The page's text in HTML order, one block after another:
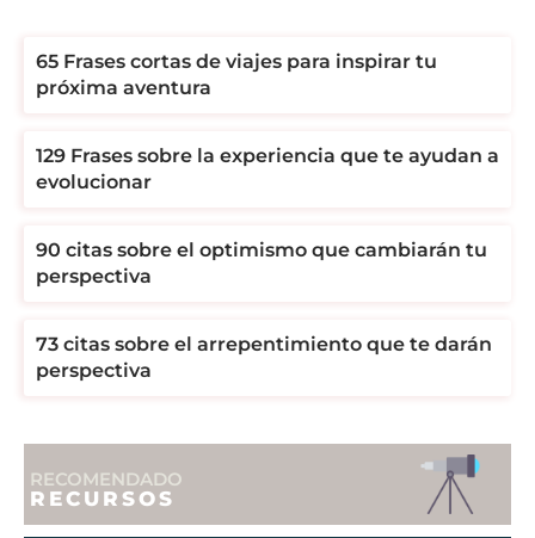
65 Frases cortas de viajes para inspirar tu
próxima aventura
129 Frases sobre la experiencia que te ayudan a
evolucionar
90 citas sobre el optimismo que cambiarán tu
perspectiva
73 citas sobre el arrepentimiento que te darán
perspectiva
RECOMENDADO
RECURSOS